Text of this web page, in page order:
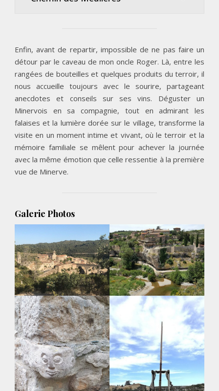
Enfin, avant de repartir, impossible de ne pas faire un
détour par le caveau de mon oncle Roger. Là, entre les
rangées de bouteilles et quelques produits du terroir, il
nous accueille toujours avec le sourire, partageant
anecdotes et conseils sur ses vins. Déguster un
Minervois en sa compagnie, tout en admirant les
falaises et la lumière dorée sur le village, transforme la
visite en un moment intime et vivant, où le terroir et la
mémoire familiale se mêlent pour achever la journée
avec la même émotion que celle ressentie à la première
vue de Minerve.
Galerie Photos